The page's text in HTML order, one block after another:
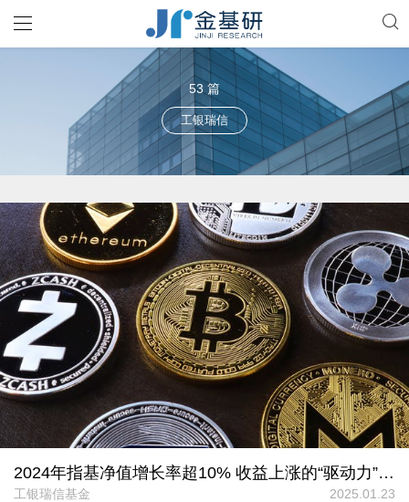
53 篇
工银瑞信
2024年指基净值增长率超10% 收益上涨的“驱动力”来自哪儿？
工银瑞信基金 2025.01.23